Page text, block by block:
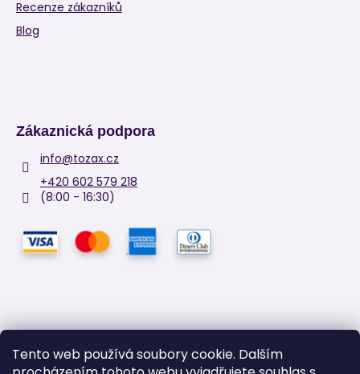
Tento web používá soubory cookie. Dalším
Recenze zákazníků
Blog
Zákaznická podpora
info@tozax.cz
+420 602 579 218
(8:00 - 16:30)